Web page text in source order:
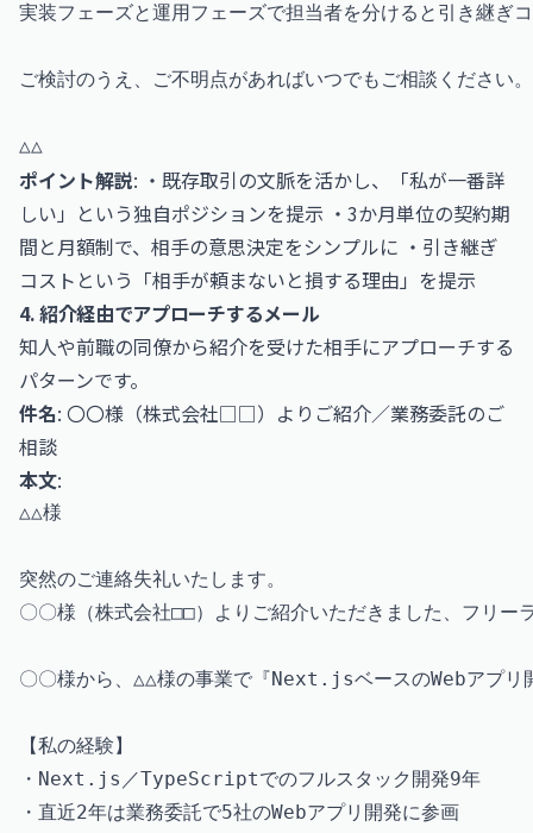
実装フェーズと運用フェーズで担当者を分けると引き継ぎ
ご検討のうえ、ご不明点があればいつでもご相談ください。
ポイント解説: ・既存取引の文脈を活かし、「私が一番詳
しい」という独自ポジションを提示 ・3か月単位の契約期
間と月額制で、相手の意思決定をシンプルに ・引き継ぎ
コストという「相手が頼まないと損する理由」を提示
4. 紹介経由でアプローチするメール
知人や前職の同僚から紹介を受けた相手にアプローチする
パターンです。
件名: 〇〇様（株式会社□□）よりご紹介／業務委託のご
相談
本文:
△△様
突然のご連絡失礼いたします。
〇〇様（株式会社□□）よりご紹介いただきました、フリー
〇〇様から、△△様の事業で『Next.jsベースのWebアプリ
【私の経験】
・Next.js／TypeScriptでのフルスタック開発9年
・直近2年は業務委託で5社のWebアプリ開発に参画